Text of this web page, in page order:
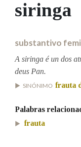
Facebook
TwitterYoutubeInstagram
BUSCAR NOS
Remata por
Contén
siringa
substantivo
A siringa é un dos
deus Pan.
SINÓNIMO frauta
Palabras
frauta